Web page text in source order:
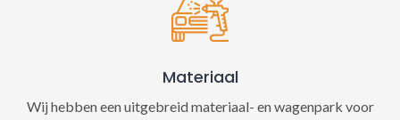
Materiaal
Wij hebben een uitgebreid materiaal- en wagenpark voor